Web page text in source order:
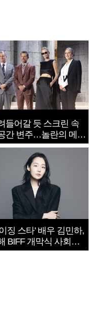
들어갈 듯 스크린 속
간 변주…놀란의 메시
‘전쟁 속죄’
징 스타’ 배우 김민하,
BIFF 개막식 사회자